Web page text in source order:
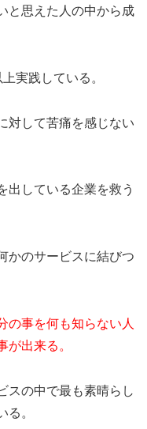
と思えた人の中から成
実践している。
対して苦痛を感じない
出している企業を救う
かのサービスに結びつ
の事を何も知らない人
が出来る。
スの中で最も素晴らし
る。